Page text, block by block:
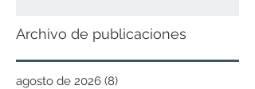
Archivo de publicaciones
agosto de 2026 (8)